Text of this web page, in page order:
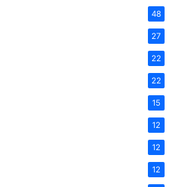
48
27
22
22
15
12
12
12